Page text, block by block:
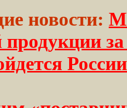
новости:
продукции